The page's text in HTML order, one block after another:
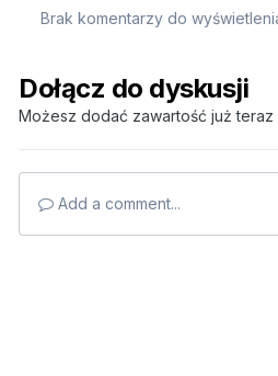
Brak komentarzy do
Dołącz do dyskusji
Możesz dodać zawartość już
Add a comment...